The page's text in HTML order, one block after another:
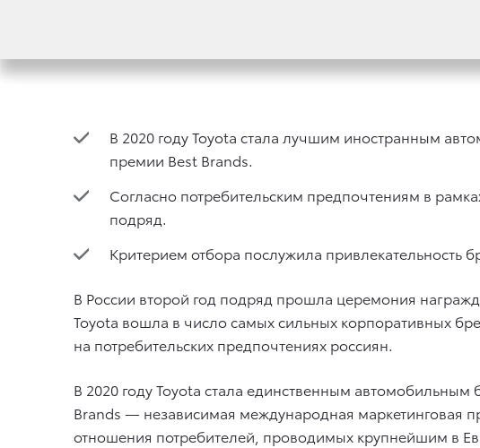
В 2020 году Toyota стала лучшим иностранным
премии Best Brands.
Согласно потребительским предпочтениям в
подряд.
Критерием отбора послужила привлекательность
В России второй год подряд прошла церемония
Toyota вошла в число самых сильных корпоративных
на потребительских предпочтениях россиян.
В 2020 году Toyota стала единственным
Brands — независимая международная маркетинговая
отношения потребителей, проводимых крупнейшим в